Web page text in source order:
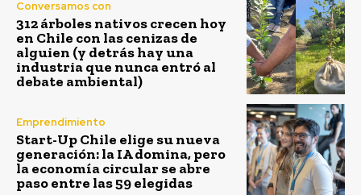
Conversamos con
312 árboles nativos crecen hoy
en Chile con las cenizas de
alguien (y detrás hay una
industria que nunca entró al
debate ambiental)
Emprendimiento
Start-Up Chile elige su nueva
generación: la IA domina, pero
la economía circular se abre
paso entre las 59 elegidas